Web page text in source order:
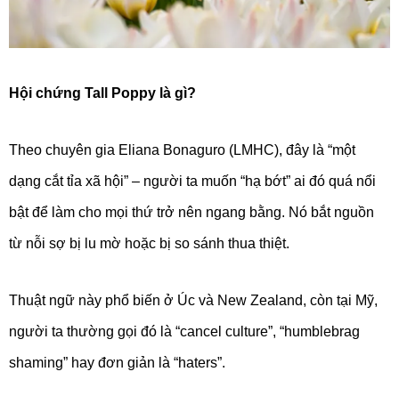
Hội chứng Tall Poppy là gì?
Theo chuyên gia Eliana Bonaguro (LMHC), đây là “một
dạng cắt tỉa xã hội” – người ta muốn “hạ bớt” ai đó quá nổi
bật để làm cho mọi thứ trở nên ngang bằng. Nó bắt nguồn
từ nỗi sợ bị lu mờ hoặc bị so sánh thua thiệt.
Thuật ngữ này phổ biến ở Úc và New Zealand, còn tại Mỹ,
người ta thường gọi đó là “cancel culture”, “humblebrag
shaming” hay đơn giản là “haters”.